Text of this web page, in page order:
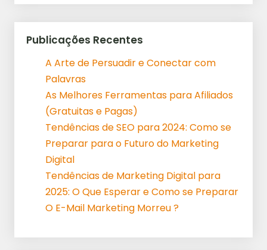
Publicações Recentes
A Arte de Persuadir e Conectar com
Palavras
As Melhores Ferramentas para Afiliados
(Gratuitas e Pagas)
Tendências de SEO para 2024: Como se
Preparar para o Futuro do Marketing
Digital
Tendências de Marketing Digital para
2025: O Que Esperar e Como se Preparar
O E-Mail Marketing Morreu ?